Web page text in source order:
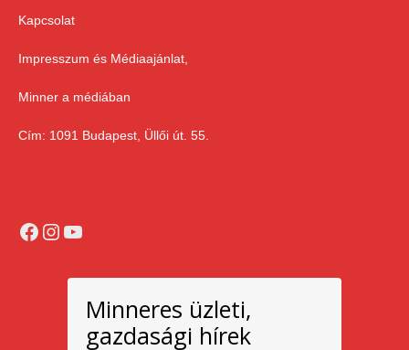
Kapcsolat
Impresszum és Médiaajánlat,
Minner a médiában
Cím: 1091 Budapest, Üllői út. 55.
Facebook
Instagram
YouTube
Minneres üzleti,
gazdasági hírek